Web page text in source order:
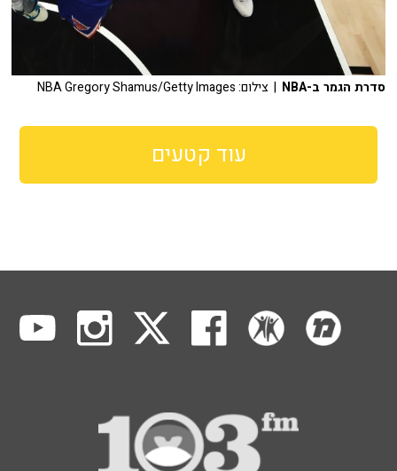
סדרת הגמר ב-NBA | צילום: NBA Gregory Shamus/Getty Images
עוד קטעים